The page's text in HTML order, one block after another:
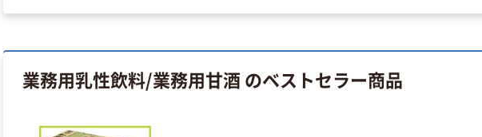
業務用乳性飲料/業務用甘酒 のベストセラー商品
江崎グリコ バ
ス栄養食
￥10,937~
会社 クリームコ
￥880~